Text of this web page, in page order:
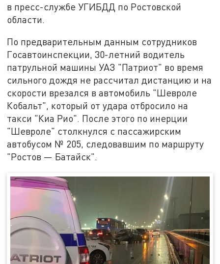
в пресс-службе УГИБДД по Ростовской
области.
По предварительным данным сотрудников
Госавтоинспекции, 30-летний водитель
патрульной машины УАЗ "Патриот" во время
сильного дождя не рассчитал дистанцию и на
скорости врезался в автомобиль "Шевроле
Кобальт", который от удара отбросило на
такси "Киа Рио". После этого по инерции
"Шевроле" столкнулся с пассажирским
автобусом № 205, следовавшим по маршруту
"Ростов — Батайск".